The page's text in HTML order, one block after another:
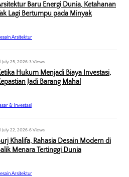
Baru Energi Dunia, Ketahanan
Lagi Bertumpu pada Minyak
Arsitektur
July 25, 2026•3 Views
Hukum Menjadi Biaya Investasi,
Jadi Barang Mahal
& Investasi
July 22, 2026•6 Views
Khalifa, Rahasia Desain Modern di
Menara Tertinggi Dunia
Arsitektur